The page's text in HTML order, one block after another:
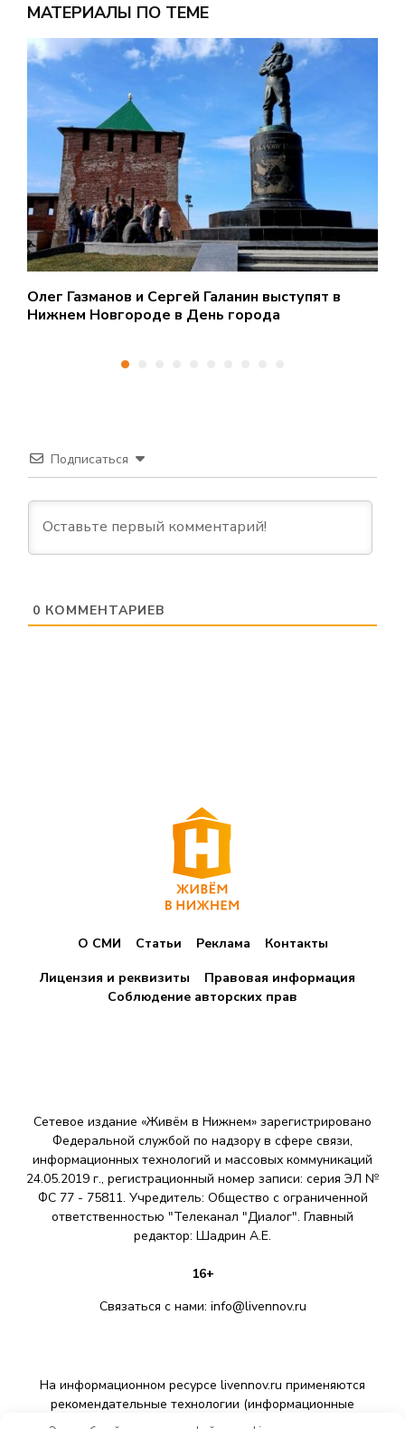
МАТЕРИАЛЫ ПО ТЕМЕ
Олег Газманов и Сергей Галанин выступят в
Нижнем Новгороде в День города
Подписаться
0 КОММЕНТАРИЕВ
О СМИ Статьи Реклама
Контакты
Лицензия и реквизиты
Правовая информация
Соблюдение авторских прав
Сетевое издание «Живём в Нижнем» зарегистрировано
Федеральной службой по надзору в сфере связи,
информационных технологий и массовых коммуникаций
24.05.2019 г., регистрационный номер записи: серия ЭЛ №
ФС 77 - 75811. Учредитель: Общество с ограниченной
ответственностью "Телеканал "Диалог". Главный
редактор: Шадрин A.E.
16+
Связаться с нами: info@livennov.ru
На информационном ресурсе livennov.ru применяются
рекомендательные технологии (информационные
технологии предоставления информации на основе сбора,